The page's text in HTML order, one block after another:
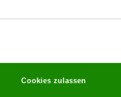
Cookies zulassen